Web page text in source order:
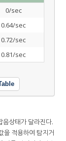
0/sec
0.64/sec
0.72/sec
0.81/sec
음상태가 달라진다.
을 적용하여 탐지거